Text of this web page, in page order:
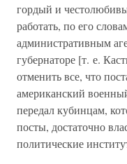
гордый и
работать, по его
административным
губернаторе [т. е.
отменить все, что
американский
передал кубинцам,
посты, достаточно
политические